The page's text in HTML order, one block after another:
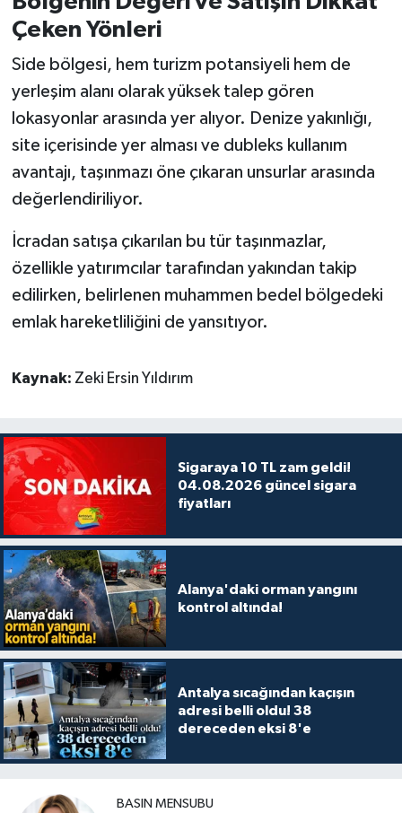
Çeken Yönleri
Side bölgesi, hem turizm potansiyeli hem de
yerleşim alanı olarak yüksek talep gören
lokasyonlar arasında yer alıyor. Denize yakınlığı,
site içerisinde yer alması ve dubleks kullanım
avantajı, taşınmazı öne çıkaran unsurlar arasında
değerlendiriliyor.
İcradan satışa çıkarılan bu tür taşınmazlar,
özellikle yatırımcılar tarafından yakından takip
edilirken, belirlenen muhammen bedel bölgedeki
emlak hareketliliğini de yansıtıyor.
Kaynak: Zeki Ersin Yıldırım
Sigaraya 10 TL zam geldi!
04.08.2026 güncel sigara
fiyatları
Alanya'daki orman yangını
kontrol altında!
Antalya sıcağından kaçışın
adresi belli oldu! 38
dereceden eksi 8'e
BASIN MENSUBU